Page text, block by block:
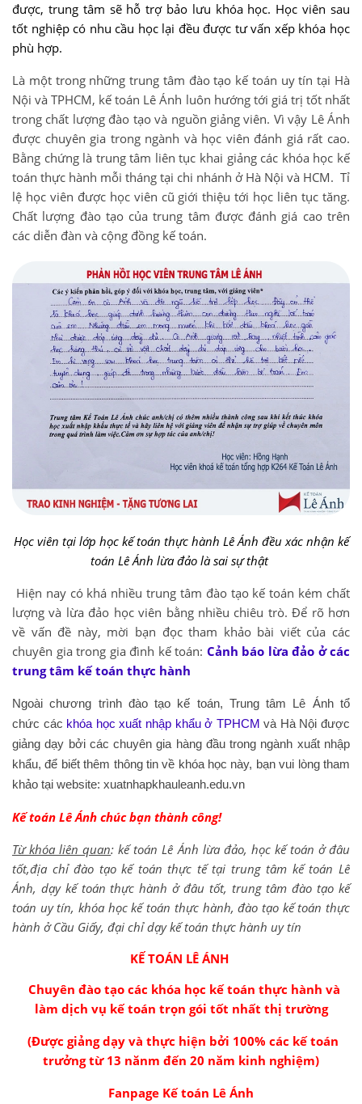
được, trung tâm sẽ hỗ trợ bảo lưu khóa học. Học viên sau
tốt nghiệp có nhu cầu học lại đều được tư vấn xếp khóa học
phù hợp.
Là một trong những trung tâm đào tạo kế toán uy tín tại Hà
Nội và TPHCM, kế toán Lê Ánh luôn hướng tới giá trị tốt nhất
trong chất lượng đào tạo và nguồn giảng viên. Vì vậy Lê Ánh
được chuyên gia trong ngành và học viên đánh giá rất cao.
Bằng chứng là trung tâm liên tục khai giảng các khóa học kế
toán thực hành mỗi tháng tại chi nhánh ở Hà Nội và HCM. Tỉ
lệ học viên được học viên cũ giới thiệu tới học liên tục tăng.
Chất lượng đào tạo của trung tâm được đánh giá cao trên
các diễn đàn và cộng đồng kế toán.
Học viên tại lớp học kế toán thực hành Lê Ánh đều xác nhận kế
toán Lê Ánh lừa đảo là sai sự thật
Hiện nay có khá nhiều trung tâm đào tạo kế toán kém chất
lượng và lừa đảo học viên bằng nhiều chiêu trò. Để rõ hơn
về vấn đề này, mời bạn đọc tham khảo bài viết của các
chuyên gia trong gia đình kế toán: Cảnh báo lừa đảo ở các
trung tâm kế toán thực hành
Ngoài chương trình đào tạo kế toán, Trung tâm Lê Ánh tổ
chức các khóa học xuất nhập khẩu ở TPHCM và Hà Nội được
giảng dạy bởi các chuyên gia hàng đầu trong ngành xuất nhập
khẩu, để biết thêm thông tin về khóa học này, bạn vui lòng tham
khảo tại website: xuatnhapkhauleanh.edu.vn
Kế toán Lê Ánh chúc bạn thành công!
Từ khóa liên quan: kế toán Lê Ánh lừa đảo, học kế toán ở đâu
tốt,địa chỉ đào tạo kế toán thực tế tại trung tâm kế toán Lê
Ánh, dạy kế toán thực hành ở đâu tốt, trung tâm đào tạo kế
toán uy tín, khóa học kế toán thực hành, đào tạo kế toán thực
hành ở Cầu Giấy, đại chỉ dạy kế toán thực hành uy tín
KẾ TOÁN LÊ ÁNH
Chuyên đào tạo các khóa học kế toán thực hành và
làm dịch vụ kế toán trọn gói tốt nhất thị trường
(Được giảng dạy và thực hiện bởi 100% các kế toán
trưởng từ 13 nănm đến 20 năm kinh nghiệm)
Fanpage Kế toán Lê Ánh